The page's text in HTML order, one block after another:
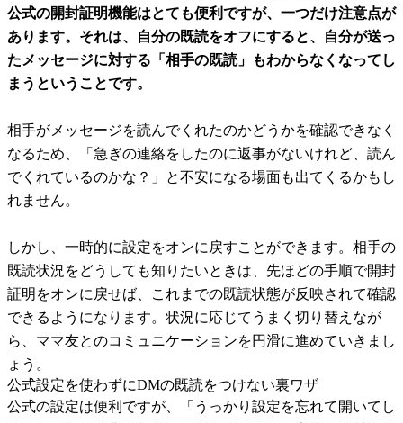
公式の開封証明機能はとても便利ですが、一つだけ注意点が
あります。それは、自分の既読をオフにすると、自分が送っ
たメッセージに対する「相手の既読」もわからなくなってし
まうということです。
相手がメッセージを読んでくれたのかどうかを確認できなく
なるため、「急ぎの連絡をしたのに返事がないけれど、読ん
でくれているのかな？」と不安になる場面も出てくるかもし
れません。
しかし、一時的に設定をオンに戻すことができます。相手の
既読状況をどうしても知りたいときは、先ほどの手順で開封
証明をオンに戻せば、これまでの既読状態が反映されて確認
できるようになります。状況に応じてうまく切り替えなが
ら、ママ友とのコミュニケーションを円滑に進めていきまし
ょう。
公式設定を使わずにDMの既読をつけない裏ワザ
公式の設定は便利ですが、「うっかり設定を忘れて開いてし